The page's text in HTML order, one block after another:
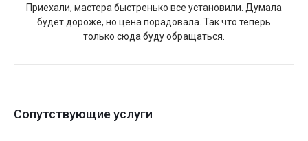
Приехали, мастера быстренько все установили. Думала
будет дороже, но цена порадовала. Так что теперь
только сюда буду обращаться.
Сопутствующие услуги